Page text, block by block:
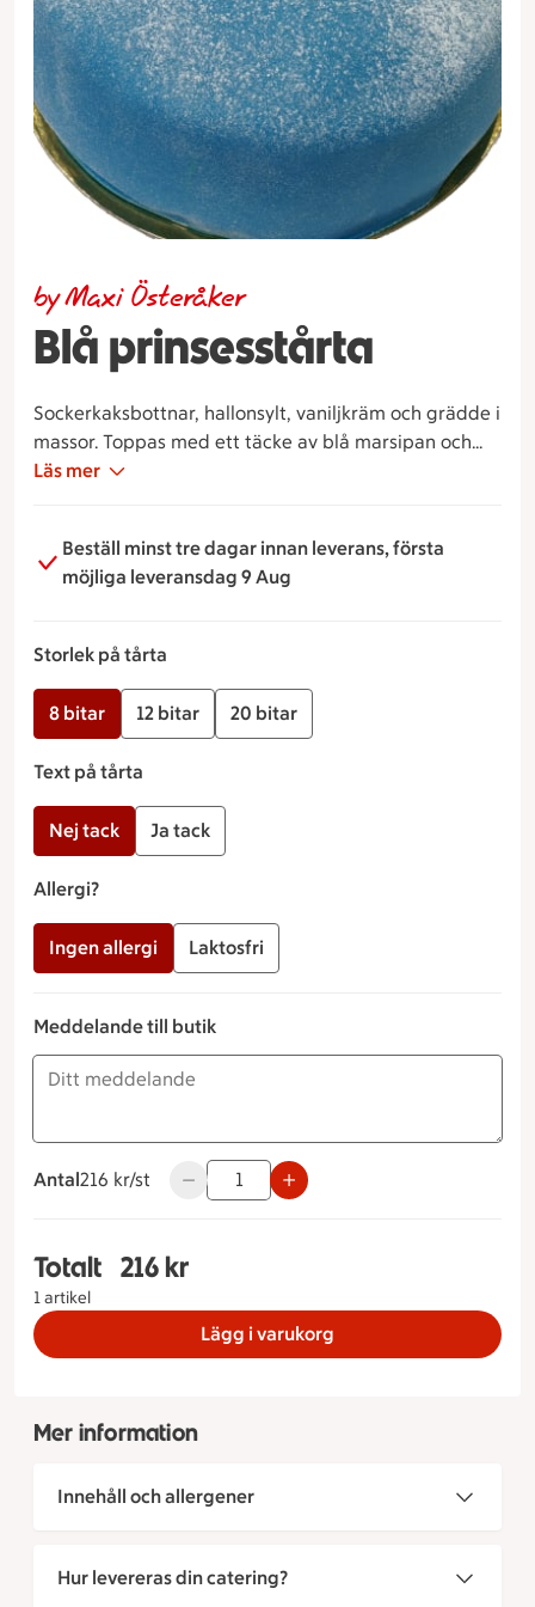
Blå prinsesstårta
by Maxi Österåker
Sockerkaksbottnar, hallonsylt, vaniljkräm och grädde i
massor. Toppas med ett täcke av blå marsipan och
med en ros. Mer dekor på en större tårta (20-bitars)
Läs mer
Beställ minst tre dagar innan leverans, första
möjliga leveransdag 9 Aug
Storlek på tårta
8 bitar 12 bitar 20 bitar
Text på tårta
Nej tack Ja tack
Allergi?
Ingen allergi Laktosfri
Meddelande till butik
Antal
216 kronor styck
216 kr/st Använd knapparna för att minska eller
Totalt
1 artikel
Totalt 1 stycken Blå prinsesstårta Storlek på
216 kr
Lägg i varukorg
Mer information
Innehåll och allergener
Hur levereras din catering?